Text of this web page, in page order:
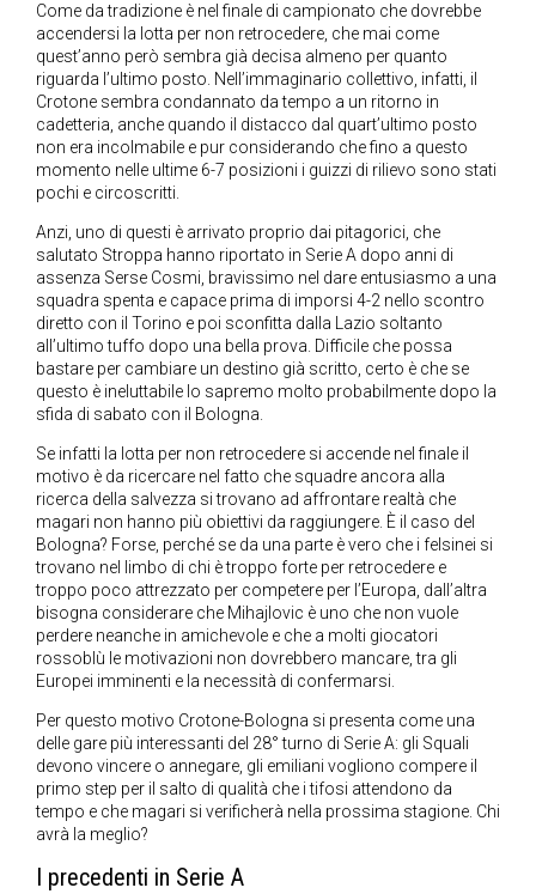
Come da tradizione è nel finale di campionato che dovrebbe
accendersi la lotta per non retrocedere, che mai come
quest’anno però sembra già decisa almeno per quanto
riguarda l’ultimo posto. Nell’immaginario collettivo, infatti, il
Crotone sembra condannato da tempo a un ritorno in
cadetteria, anche quando il distacco dal quart’ultimo posto
non era incolmabile e pur considerando che fino a questo
momento nelle ultime 6-7 posizioni i guizzi di rilievo sono stati
pochi e circoscritti.
Anzi, uno di questi è arrivato proprio dai pitagorici, che
salutato Stroppa hanno riportato in Serie A dopo anni di
assenza Serse Cosmi, bravissimo nel dare entusiasmo a una
squadra spenta e capace prima di imporsi 4-2 nello scontro
diretto con il Torino e poi sconfitta dalla Lazio soltanto
all’ultimo tuffo dopo una bella prova. Difficile che possa
bastare per cambiare un destino già scritto, certo è che se
questo è ineluttabile lo sapremo molto probabilmente dopo la
sfida di sabato con il Bologna.
Se infatti la lotta per non retrocedere si accende nel finale il
motivo è da ricercare nel fatto che squadre ancora alla
ricerca della salvezza si trovano ad affrontare realtà che
magari non hanno più obiettivi da raggiungere. È il caso del
Bologna? Forse, perché se da una parte è vero che i felsinei si
trovano nel limbo di chi è troppo forte per retrocedere e
troppo poco attrezzato per competere per l’Europa, dall’altra
bisogna considerare che Mihajlovic è uno che non vuole
perdere neanche in amichevole e che a molti giocatori
rossoblù le motivazioni non dovrebbero mancare, tra gli
Europei imminenti e la necessità di confermarsi.
Per questo motivo Crotone-Bologna si presenta come una
delle gare più interessanti del 28° turno di Serie A: gli Squali
devono vincere o annegare, gli emiliani vogliono compere il
primo step per il salto di qualità che i tifosi attendono da
tempo e che magari si verificherà nella prossima stagione. Chi
avrà la meglio?
I precedenti in Serie A